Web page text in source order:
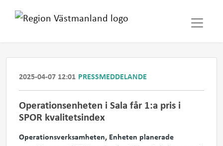
2025-04-07 12:01 PRESSMEDDELANDE
Operationsenheten i Sala får 1:a pris i
SPOR kvalitetsindex
Operationsverksamheten, Enheten planerade